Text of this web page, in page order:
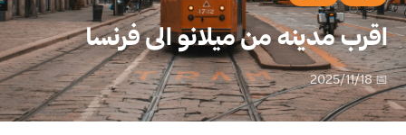
اقرب مدينه من ميلانو الى فرنسا
📅 2025/11/18